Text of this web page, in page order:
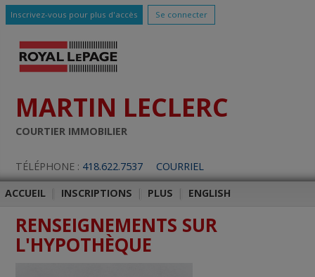
Inscrivez-vous pour plus d'accès Se connecter
MARTIN LECLERC
COURTIER IMMOBILIER
TÉLÉPHONE : 418.622.7537 COURRIEL
ACCUEIL INSCRIPTIONS PLUS ENGLISH
RENSEIGNEMENTS SUR
L'HYPOTHÈQUE